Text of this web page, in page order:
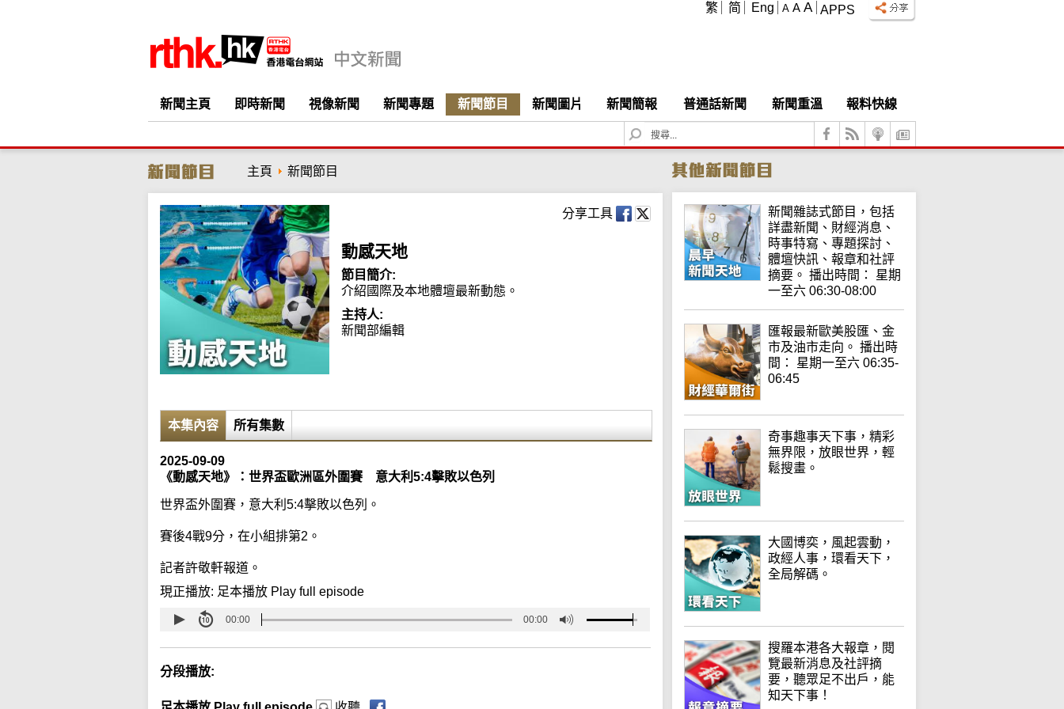
APPS
A A A
繁 简 Eng
新聞主頁 即時新聞 視像新聞 新聞專題 新聞節目 新聞圖片 新聞簡報 普通話新聞 新聞重溫
報料快線
S
e
c
h
主頁 新聞節目
分享工具
動感天地
節目簡介:
介紹國際及本地體壇最新動態。
主持人:
新聞部編輯
本集內容 所有集數
2025-09-09
《動感天地》：世界盃歐洲區外圍賽 意大利5:4擊敗以色列
世界盃外圍賽，意大利5:4擊敗以色列。
賽後4戰9分，在小組排第2。
記者許敬軒報道。
現正播放: 足本播放 Play full episode
00:00 00:00
分段播放:
新聞雜誌式節目，包括
詳盡新聞、財經消息、
時事特寫、專題探討、
體壇快訊、報章和社評
摘要。 播出時間： 星期
一至六 06:30-08:00
匯報最新歐美股匯、金
市及油市走向。 播出時
間： 星期一至六 06:35-
06:45
奇事趣事天下事，精彩
無界限，放眼世界，輕
鬆搜畫。
大國博奕，風起雲動，
政經人事，環看天下，
全局解碼。
搜羅本港各大報章，閱
覽最新消息及社評摘
要，聽眾足不出戶，能
知天下事！